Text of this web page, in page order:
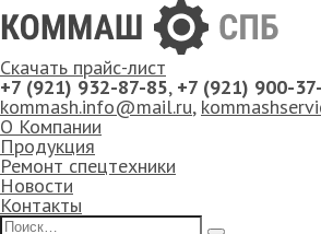
Скачать прайс-лист
+7 (921) 932-87-85, +7 (921) 900-
kommash.info@mail.ru,
О Компании
Продукция
Ремонт спецтехники
Новости
Контакты